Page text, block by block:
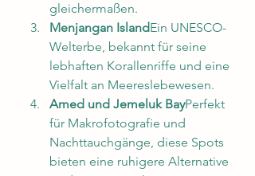
gleichermaßen.
Menjangan IslandEin UNESCO-
Welterbe, bekannt für seine
lebhaften Korallenriffe und eine
Vielfalt an Meereslebewesen.
Amed und Jemeluk BayPerfekt
für Makrofotografie und
Nachttauchgänge, diese Spots
bieten eine ruhigere Alternative